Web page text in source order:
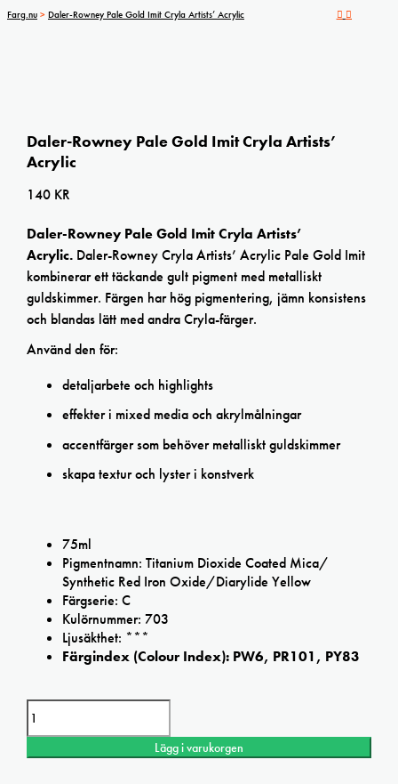
Farg.nu > Daler-Rowney Pale Gold Imit Cryla Artists’ Acrylic
Daler-Rowney Pale Gold Imit Cryla Artists’
Acrylic
140 KR
Daler-Rowney Pale Gold Imit Cryla Artists’
Acrylic. Daler-Rowney Cryla Artists’ Acrylic Pale Gold Imit
kombinerar ett täckande gult pigment med metalliskt
guldskimmer. Färgen har hög pigmentering, jämn konsistens
och blandas lätt med andra Cryla-färger.
Använd den för:
detaljarbete och highlights
effekter i mixed media och akrylmålningar
accentfärger som behöver metalliskt guldskimmer
skapa textur och lyster i konstverk
75ml
Pigmentnamn: Titanium Dioxide Coated Mica/
Synthetic Red Iron Oxide/Diarylide Yellow
Färgserie: C
Kulörnummer: 703
Ljusäkthet: ***
Färgindex (Colour Index): PW6, PR101, PY83
Lägg i varukorgen